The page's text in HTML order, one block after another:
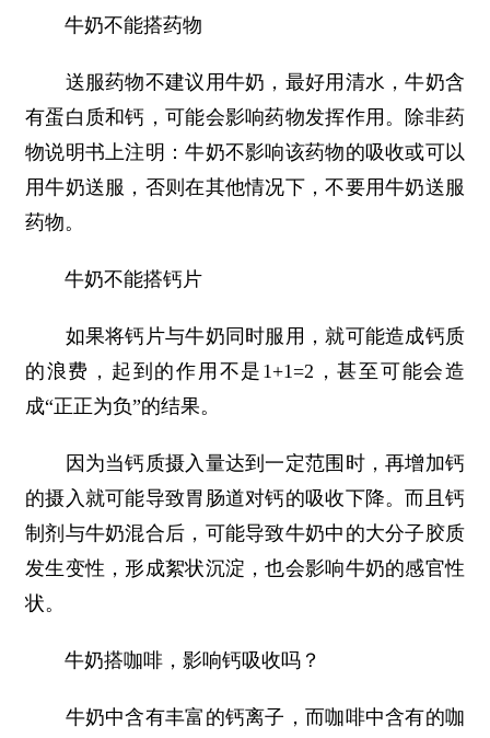
牛奶不能搭药物
送服药物不建议用牛奶，最好用清水，牛奶含
有蛋白质和钙，可能会影响药物发挥作用。除非药
物说明书上注明：牛奶不影响该药物的吸收或可以
用牛奶送服，否则在其他情况下，不要用牛奶送服
药物。
牛奶不能搭钙片
如果将钙片与牛奶同时服用，就可能造成钙质
的浪费，起到的作用不是1+1=2，甚至可能会造
成“正正为负”的结果。
因为当钙质摄入量达到一定范围时，再增加钙
的摄入就可能导致胃肠道对钙的吸收下降。而且钙
制剂与牛奶混合后，可能导致牛奶中的大分子胶质
发生变性，形成絮状沉淀，也会影响牛奶的感官性
状。
牛奶搭咖啡，影响钙吸收吗？
牛奶中含有丰富的钙离子，而咖啡中含有的咖